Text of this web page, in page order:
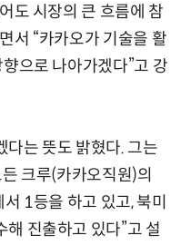
도 시장의 큰 흐름에 참
서 “카카오가 기술을 활
으로 나아가겠다”고 강
다는 뜻도 밝혔다. 그는
크루(카카오직원)의
1등을 하고 있고, 북미
진출하고 있다”고 설